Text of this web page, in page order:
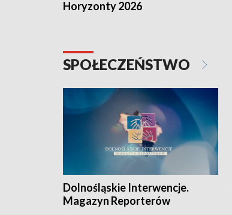
Horyzonty 2026
SPOŁECZEŃSTWO
Dolnośląskie Interwencje.
Magazyn Reporterów